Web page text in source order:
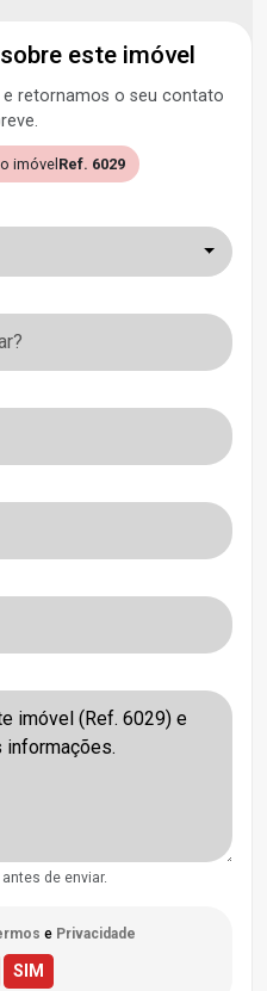
este imóvel
retornamos o seu contato
imóvelRef. 6029
de enviar.
e Privacidade